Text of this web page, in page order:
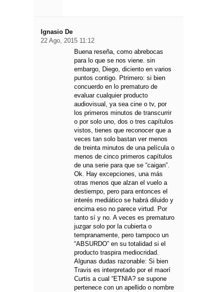
Ignasio De
22 Ago, 2015 11:12
Buena reseña, como abrebocas
para lo que se nos viene. sin
embargo, Diego, diciento en varios
puntos contigo. Ptrimero: si bien
concuerdo en lo prematuro de
evaluar cualquier producto
audiovisual, ya sea cine o tv, por
los primeros minutos de transcurrir
o por solo uno, dos o tres capítulos
vistos, tienes que reconocer que a
veces tan solo bastan ver menos
de treinta minutos de una película o
menos de cinco primeros capítulos
de una serie para que se “caigan”.
Ok. Hay excepciones, una más
otras menos que alzan el vuelo a
destiempo, pero para entonces el
interés mediático se habrá diluido y
encima eso no parece virtud. Por
tanto sí y no. A veces es prematuro
juzgar solo por la cubierta o
tempranamente, pero tampoco un
“ABSURDO” en su totalidad si el
producto traspira mediocridad.
Algunas dudas razonable: Si bien
Travis es interpretado por el maorí
Curtis a cual “ETNIA? se supone
pertenece con un apellido o nombre